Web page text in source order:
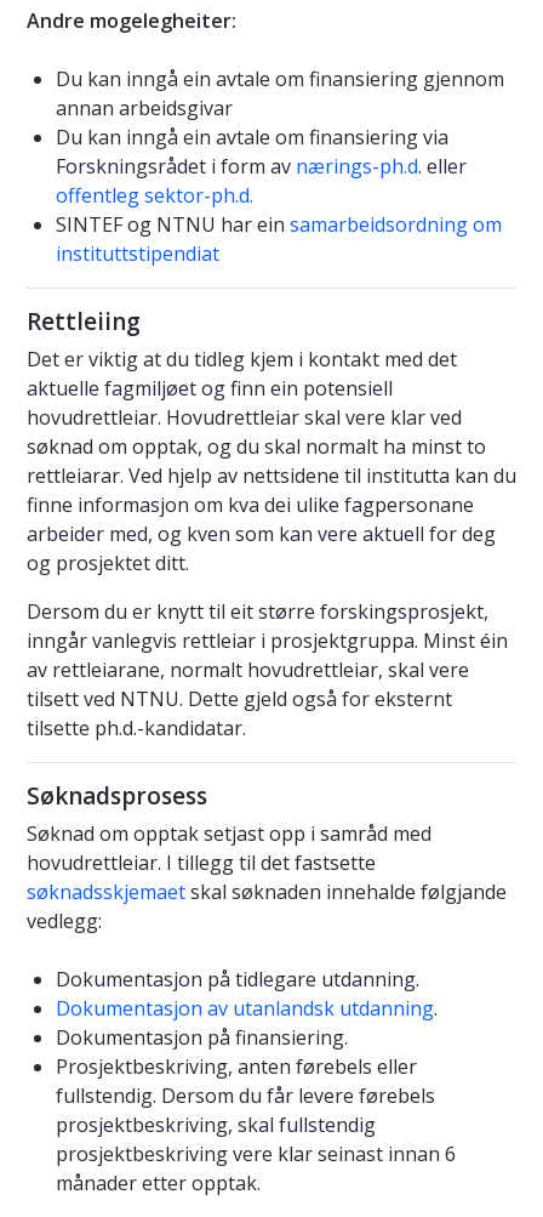
Andre mogelegheiter:
Du kan inngå ein avtale om finansiering gjennom
annan arbeidsgivar
Du kan inngå ein avtale om finansiering via
Forskningsrådet i form av nærings-ph.d. eller
offentleg sektor-ph.d.
SINTEF og NTNU har ein samarbeidsordning om
instituttstipendiat
Rettleiing
Det er viktig at du tidleg kjem i kontakt med det
aktuelle fagmiljøet og finn ein potensiell
hovudrettleiar. Hovudrettleiar skal vere klar ved
søknad om opptak, og du skal normalt ha minst to
rettleiarar. Ved hjelp av nettsidene til institutta kan du
finne informasjon om kva dei ulike fagpersonane
arbeider med, og kven som kan vere aktuell for deg
og prosjektet ditt.
Dersom du er knytt til eit større forskingsprosjekt,
inngår vanlegvis rettleiar i prosjektgruppa. Minst éin
av rettleiarane, normalt hovudrettleiar, skal vere
tilsett ved NTNU. Dette gjeld også for eksternt
tilsette ph.d.-kandidatar.
Søknadsprosess
Søknad om opptak setjast opp i samråd med
hovudrettleiar. I tillegg til det fastsette
søknadsskjemaetskal søknaden innehalde følgjande
vedlegg:
Dokumentasjon på tidlegare utdanning.
Dokumentasjon av utanlandsk utdanning.
Dokumentasjon på finansiering.
Prosjektbeskriving, anten førebels eller
fullstendig. Dersom du får levere førebels
prosjektbeskriving, skal fullstendig
prosjektbeskriving vere klar seinast innan 6
månader etter opptak.